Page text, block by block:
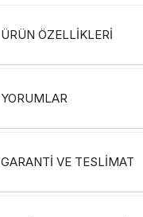
ÜRÜN ÖZELLİKLERİ
YORUMLAR
GARANTİ VE TESLİMAT